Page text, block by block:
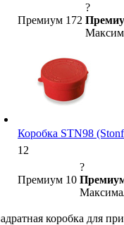
Премиум 172
?
Коробка STN98
12
Премиум 10
?
коробка для